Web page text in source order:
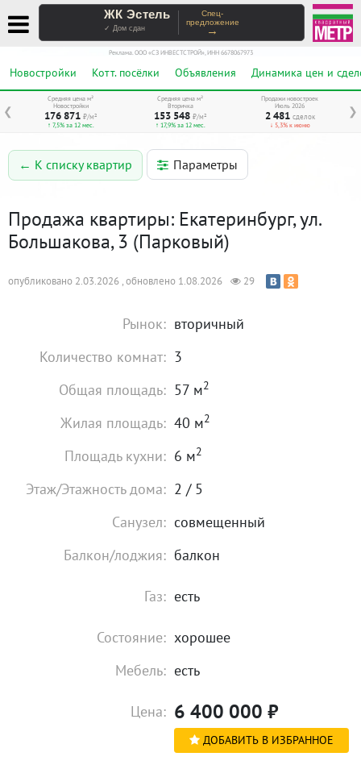
ЖК Эстель
✓ Дом сдан
Спец-
предложение
→
Реклама. ООО «СЗ ИНВЕСТСТРОЙ», ИНН 6678067973
Новостройки Котт. посёлки Объявления Динамика цен и
❮ ❯
Средняя цена м²
Новостройки
176 871 ₽/м²
↑ 7,5% за 12 мес.
Средняя цена м²
Вторичка
153 548 ₽/м²
↑ 17,9% за 12 мес.
Продажи новостроек
Июль 2026
2 481 сделок
↓ 5,3% к июню
← К списку квартир Параметры
Продажа квартиры: Екатеринбург, ул.
Большакова, 3 (Парковый)
опубликовано 2.03.2026 , обновлено 1.08.2026 29
Рынок: вторичный
Количество комнат: 3
Общая площадь: 57 м2
Жилая площадь: 40 м2
Площадь кухни: 6 м2
Этаж/Этажность дома: 2 / 5
Санузел: совмещенный
Балкон/лоджия: балкон
Газ: есть
Состояние: хорошее
Мебель: есть
Цена: 6 400 000 ₽
ДОБАВИТЬ В ИЗБРАННОЕ